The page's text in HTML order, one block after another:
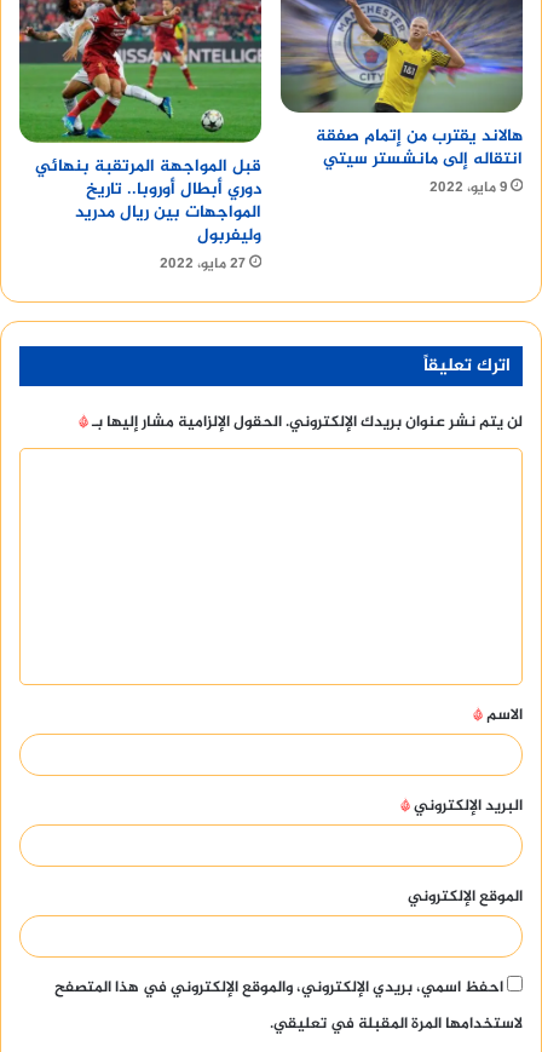
هالاند يقترب من إتمام صفقة
انتقاله إلى مانشستر سيتي
9 مايو، 2022
قبل المواجهة المرتقبة بنهائي
دوري أبطال أوروبا.. تاريخ
المواجهات بين ريال مدريد
وليفربول
27 مايو، 2022
اترك تعليقاً
لن يتم نشر عنوان بريدك الإلكتروني.الحقول الإلزامية مشار إليها بـ*
ق
*
الاسم*
البريد الإلكتروني*
الموقع الإلكتروني
احفظ اسمي، بريدي الإلكتروني، والموقع الإلكتروني في هذا المتصفح
لاستخدامها المرة المقبلة في تعليقي.